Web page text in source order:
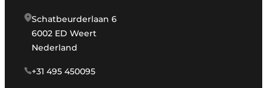
Schatbeurderlaan 6
6002 ED Weert
Nederland
+31 495 450095